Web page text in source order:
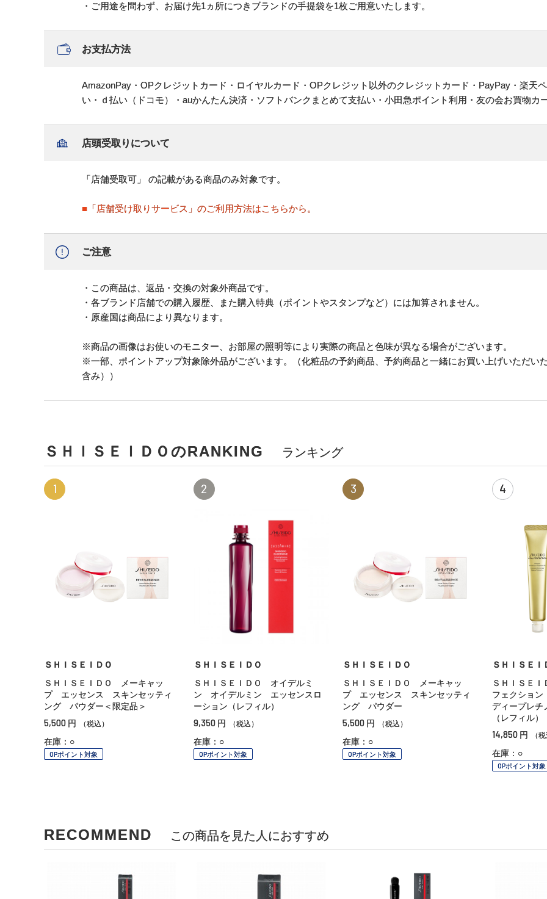
・ご用途を問わず、お届け先1ヵ所につきブランドの手提袋を1枚ご用意いたします。
お支払方法
AmazonPay・OPクレジットカード・ロイヤルカード・OPクレジット以外のクレジットカード・PayPay・楽天
い・ｄ払い（ドコモ）・auかんたん決済・ソフトバンクまとめて支払い・小田急ポイント利用・友の会お買物カ
店頭受取りについて
「店舗受取可」 の記載がある商品のみ対象です。
■「店舗受け取りサービス」のご利用方法はこちらから。
ご注意
・この商品は、返品・交換の対象外商品です。
・各ブランド店舗での購入履歴、また購入特典（ポイントやスタンプなど）には加算されません。
・原産国は商品により異なります。
※商品の画像はお使いのモニター、お部屋の照明等により実際の商品と色味が異なる場合がございます。
※一部、ポイントアップ対象除外品がございます。（化粧品の予約商品、予約商品と一緒にお買い上げいただい
含み））
ＳＨＩＳＥＩＤＯのRANKING ランキング
1
ＳＨＩＳＥＩＤＯ
ＳＨＩＳＥＩＤＯ メーキャッ
プ エッセンス スキンセッティ
ング パウダー＜限定品＞
5,500 円 （税込）
在庫：○
OPポイント対象
2
ＳＨＩＳＥＩＤＯ
ＳＨＩＳＥＩＤＯ オイデルミ
ン オイデルミン エッセンスロ
ーション（レフィル）
9,350 円 （税込）
在庫：○
OPポイント対象
3
ＳＨＩＳＥＩＤＯ
ＳＨＩＳＥＩＤＯ メーキャッ
プ エッセンス スキンセッティ
ング パウダー
5,500 円 （税込）
在庫：○
OPポイント対象
4
ＳＨＩＳＥＩ
ＳＨＩＳＥ
フェクショ
ディープレ
（レフィル
14,850 円 （
在庫：○
OPポイント対象
RECOMMEND この商品を見た人におすすめ